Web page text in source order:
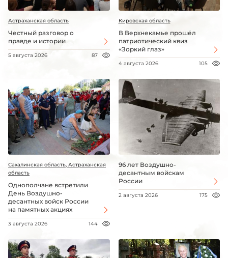
Астраханская область
Честный разговор о
правде и истории
5 августа 2026 87
Кировская область
В Верхнекамье прошёл
патриотический квиз
«Зоркий глаз»
4 августа 2026 105
Сахалинская область, Астраханская
область
Однополчане встретили
День Воздушно-
десантных войск России
на памятных акциях
3 августа 2026 144
96 лет Воздушно-
десантным войскам
России
2 августа 2026 175